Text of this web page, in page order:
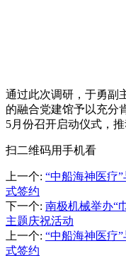
通过此次调研，于勇副
的融合党建馆予以充分
5月份召开启动仪式，
扫二维码用手机看
上一个: “中船海神医疗
式签约
下一个: 南极机械举办“
主题庆祝活动
上一个: “中船海神医疗
式签约